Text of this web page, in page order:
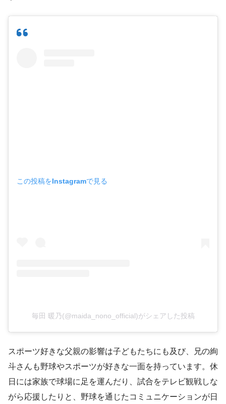
この投稿をInstagramで見る
毎田 暖乃(@maida_nono_official)がシェアした投稿
スポーツ好きな父親の影響は子どもたちにも及び、兄の絢
斗さんも野球やスポーツが好きな一面を持っています。休
日には家族で球場に足を運んだり、試合をテレビ観戦しな
がら応援したりと、野球を通じたコミュニケーションが日